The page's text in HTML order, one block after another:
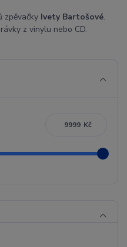
zpěvačky Ivety Bartošové.
z vinylu nebo CD.
Kč